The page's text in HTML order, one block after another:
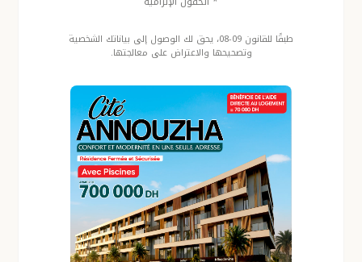
طبقًا للقانون 09-08، يحق لك الوصول إلى بياناتك الشخصية
وتصحيحها والاعتراض على معالجتها.